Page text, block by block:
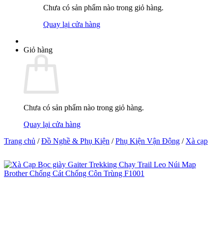
Chưa có sản phẩm nào trong giỏ hàng.
Quay lại cửa hàng
Giỏ hàng
Chưa có sản phẩm nào trong giỏ hàng.
Quay lại cửa hàng
Trang chủ / Đồ Nghề & Phụ Kiện / Phụ Kiện Vận Động / Xà cạp